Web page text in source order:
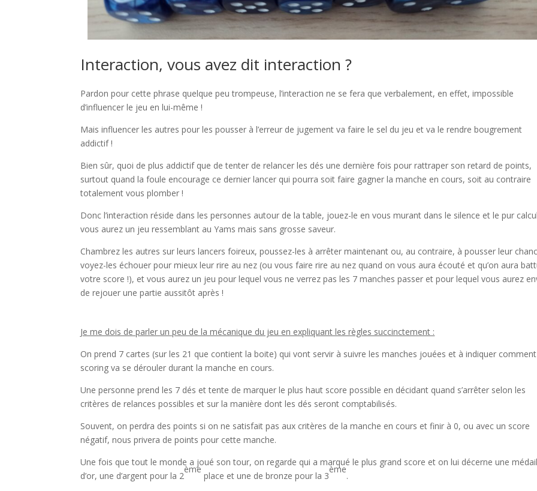
Interaction, vous avez dit interaction ?
Pardon pour cette phrase quelque peu trompeuse, l’interaction ne se fera que verbalement, en effet, impossible
d’influencer le jeu en lui-même !
Mais influencer les autres pour les pousser à l’erreur de jugement va faire le sel du jeu et va le rendre bougrement
addictif !
Bien sûr, quoi de plus addictif que de tenter de relancer les dés une dernière fois pour rattraper son retard de points,
surtout quand la foule encourage ce dernier lancer qui pourra soit faire gagner la manche en cours, soit au contraire
totalement vous plomber !
Donc l’interaction réside dans les personnes autour de la table, jouez-le en vous murant dans le silence et le pur
vous aurez un jeu ressemblant au Yams mais sans grosse saveur.
Chambrez les autres sur leurs lancers foireux, poussez-les à arrêter maintenant ou, au contraire, à pousser leur
voyez-les échouer pour mieux leur rire au nez (ou vous faire rire au nez quand on vous aura écouté et qu’on aura
votre score !), et vous aurez un jeu pour lequel vous ne verrez pas les 7 manches passer et pour lequel vous aurez
de rejouer une partie aussitôt après !
Je me dois de parler un peu de la mécanique du jeu en expliquant les règles succinctement :
On prend 7 cartes (sur les 21 que contient la boite) qui vont servir à suivre les manches jouées et à indiquer
scoring va se dérouler durant la manche en cours.
Une personne prend les 7 dés et tente de marquer le plus haut score possible en décidant quand s’arrêter selon les
critères de relances possibles et sur la manière dont les dés seront comptabilisés.
Souvent, on perdra des points si on ne satisfait pas aux critères de la manche en cours et finir à 0, ou avec un score
négatif, nous privera de points pour cette manche.
Une fois que tout le monde a joué son tour, on regarde qui a marqué le plus grand score et on lui décerne une
d’or, une d’argent pour la 2
ème
place et une de bronze pour la 3
ème
.